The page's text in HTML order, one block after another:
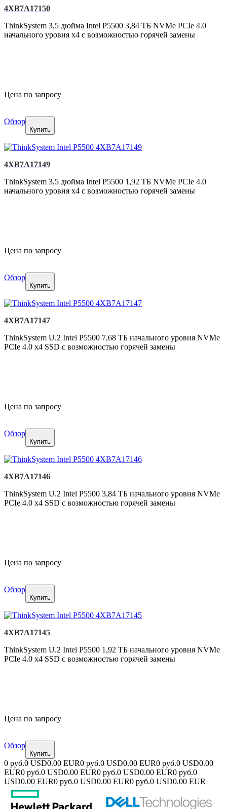
4XB7A17150
ThinkSystem 3,5 дюйма Intel P5500 3,84 ТБ NVMe PCIe 4.0
начального уровня x4 с возможностью горячей замены
Цена по запросу
Обзор
Купить
4XB7A17149
ThinkSystem 3,5 дюйма Intel P5500 1,92 ТБ NVMe PCIe 4.0
начального уровня x4 с возможностью горячей замены
Цена по запросу
Обзор
Купить
4XB7A17147
ThinkSystem U.2 Intel P5500 7,68 ТБ начального уровня NVMe
PCIe 4.0 x4 SSD с возможностью горячей замены
Цена по запросу
Обзор
Купить
4XB7A17146
ThinkSystem U.2 Intel P5500 3,84 ТБ начального уровня NVMe
PCIe 4.0 x4 SSD с возможностью горячей замены
Цена по запросу
Обзор
Купить
4XB7A17145
ThinkSystem U.2 Intel P5500 1,92 ТБ начального уровня NVMe
PCIe 4.0 x4 SSD с возможностью горячей замены
Цена по запросу
Обзор
Купить
0 руб.0 USD0.00 EUR0 руб.0 USD0.00 EUR0 руб.0 USD0.00
EUR0 руб.0 USD0.00 EUR0 руб.0 USD0.00 EUR0 руб.0
USD0.00 EUR0 руб.0 USD0.00 EUR0 руб.0 USD0.00 EUR